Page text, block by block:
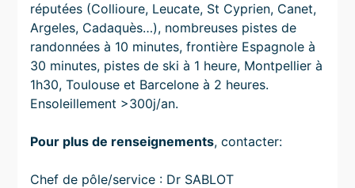
réputées (Collioure, Leucate, St Cyprien, Canet,
Argeles, Cadaquès…), nombreuses pistes de
randonnées à 10 minutes, frontière Espagnole à
30 minutes, pistes de ski à 1 heure, Montpellier à
1h30, Toulouse et Barcelone à 2 heures.
Ensoleillement >300j/an.
Pour plus de renseignements, contacter:
Chef de pôle/service : Dr SABLOT